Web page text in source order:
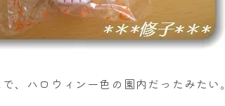
、ハロウィン一色の園内だったみたい。